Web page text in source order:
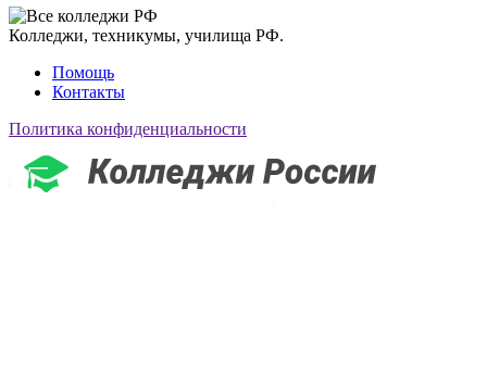
Колледжи, техникумы, училища РФ.
Помощь
Контакты
Политика конфиденциальности